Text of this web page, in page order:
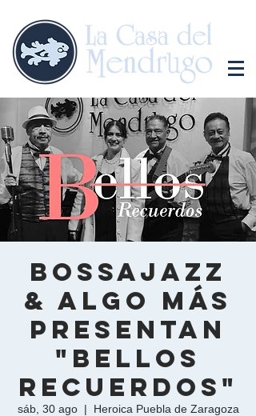
Bossajazz
& Algo Más
presentan
"Bellos
Recuerdos"
sáb, 30 ago
  |
Heroica Puebla de Zaragoza